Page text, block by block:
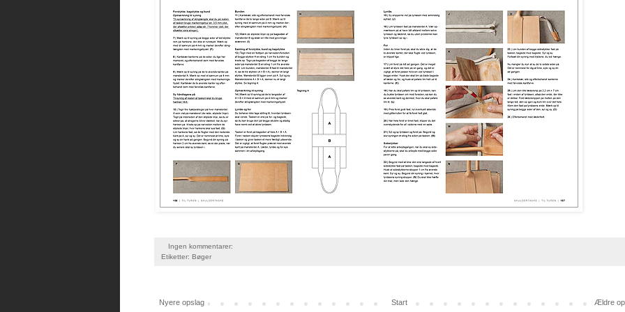
Ingen kommentarer:
Etiketter: Bøger
Nyere opslag Ældre
Start